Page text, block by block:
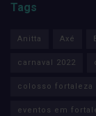
Tags
Anitta Axé
carnaval 2022
colosso fortaleza
eventos em